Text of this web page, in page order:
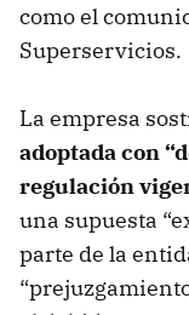
como el
Superservicios.
La empresa
adoptada con
regulación
una supuesta
parte de la